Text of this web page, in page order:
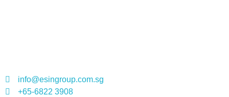
info@esingroup.com.sg
+65-6822 3908